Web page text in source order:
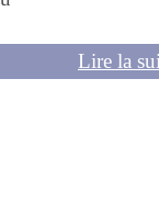
Lire la